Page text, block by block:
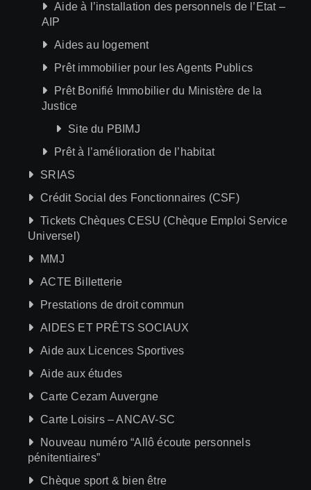
Aide à l’installation des personnels de l’Etat –
AIP
Aides au logement
Prêt immobilier pour les Agents Publics
Prêt Bonifié Immobilier du Ministère de la
Justice
Site du PBIMJ
Prêt à l’amélioration de l’habitat
SRIAS
Crédit Social des Fonctionnaires (CSF)
Tickets Chèques CESU (Chèque Emploi Service
Universel)
MMJ
ACTE Billetterie
Prestations de droit commun
AIDES ET PRÊTS SOCIAUX
Aide aux Licences Sportives
Aide aux études
Carte Cezam Auvergne
Carte Loisirs – ANCAV-SC
Nouveau numéro “Allô écoute personnels
pénitentiaires”
Chèque sport & bien être